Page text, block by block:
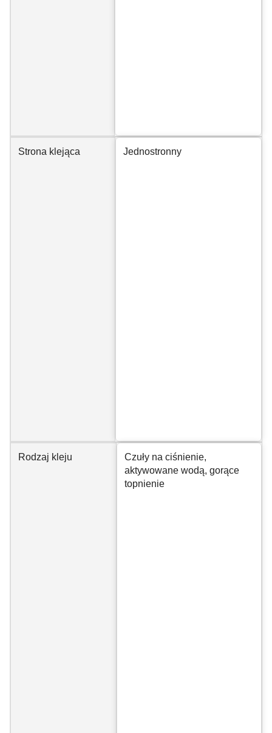
Strona klejąca Jednostronny
Rodzaj kleju
Czuły na ciśnienie,
aktywowane wodą, gorące
topnienie